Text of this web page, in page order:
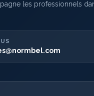
les professionnels